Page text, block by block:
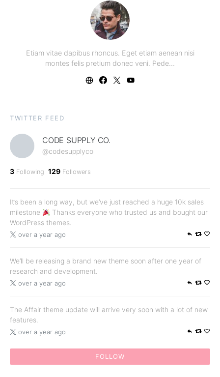
Etiam vitae dapibus rhoncus. Eget etiam aenean nisi
montes felis pretium donec veni. Pede…
TWITTER FEED
CODE SUPPLY CO.
@codesupplyco
3 Following 129 Followers
It’s been a long way, but we’ve just reached a huge 10k sales
milestone
Thanks everyone who trusted us and bought our
WordPress themes.
over a year ago
We’ll be releasing a brand new theme soon after one year of
research and development.
over a year ago
The Affair theme update will arrive very soon with a lot of new
features.
over a year ago
FOLLOW